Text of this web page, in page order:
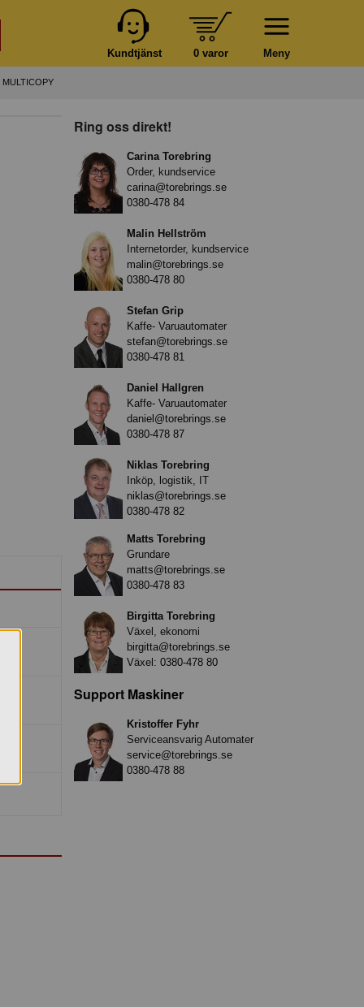
Meny
0 varor
Kundtjänst
MULTICOPY
Ring oss direkt!
Carina Torebring
Order, kundservice
carina@torebrings.se
0380-478 84
Malin Hellström
Internetorder, kundservice
malin@torebrings.se
0380-478 80
Stefan Grip
Kaffe- Varuautomater
stefan@torebrings.se
0380-478 81
Daniel Hallgren
Kaffe- Varuautomater
daniel@torebrings.se
0380-478 87
Niklas Torebring
Inköp, logistik, IT
niklas@torebrings.se
0380-478 82
Matts Torebring
Grundare
matts@torebrings.se
0380-478 83
Birgitta Torebring
Växel, ekonomi
birgitta@torebrings.se
Växel: 0380-478 80
Support Maskiner
Kristoffer Fyhr
Serviceansvarig Automater
service@torebrings.se
0380-478 88